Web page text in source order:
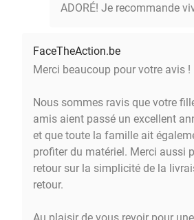
ADORÉ! Je recommande
FaceTheAction.be
Merci beaucoup pour votre avis !
Nous sommes ravis que votre
amis aient passé un excellent
et que toute la famille ait
profiter du matériel. Merci aussi
retour sur la simplicité de la
retour.